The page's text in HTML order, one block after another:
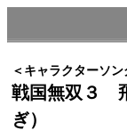
＜キャラクターソン
戦国無双３
ぎ）